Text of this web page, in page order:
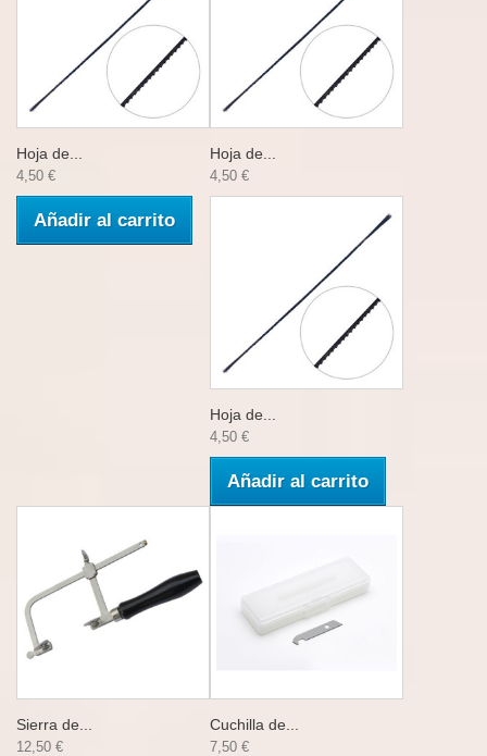
Hoja de...
4,50 €
Añadir al carrito
Hoja de...
4,50 €
Hoja de...
4,50 €
Añadir al carrito
Sierra de...
12,50 €
Cuchilla de...
7,50 €